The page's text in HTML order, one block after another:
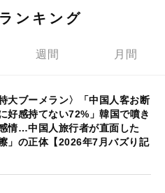
ンキング
週間 月間
大ブーメラン〉「中国人客お断
好感持てない72%」韓国で噴き
情…中国人旅行者が直面した
」の正体【2026年7月バズり記